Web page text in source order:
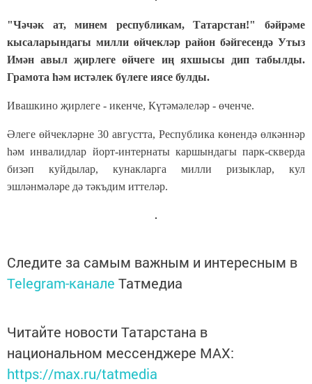
"Чәчәк ат, минем республикам, Татарстан!" бәйрәме
кысаларындагы милли өйчекләр район бәйгесендә Утыз
Имән авыл җирлеге өйчеге иң яхшысы дип табылды.
Грамота һәм истәлек бүлеге иясе булды.
Ивашкино җирлеге - икенче, Күтәмәлеләр - өченче.
Әлеге өйчекләрне 30 августта, Республика көнендә өлкәннәр
һәм инвалидлар йорт-интернаты каршындагы парк-скверда
бизәп куйдылар, кунакларга милли ризыклар, кул
эшләнмәләре дә тәкъдим иттеләр.
Следите за самым важным и интересным в
Telegram-канале Татмедиа
Читайте новости Татарстана в
национальном мессенджере MАХ:
https://max.ru/tatmedia